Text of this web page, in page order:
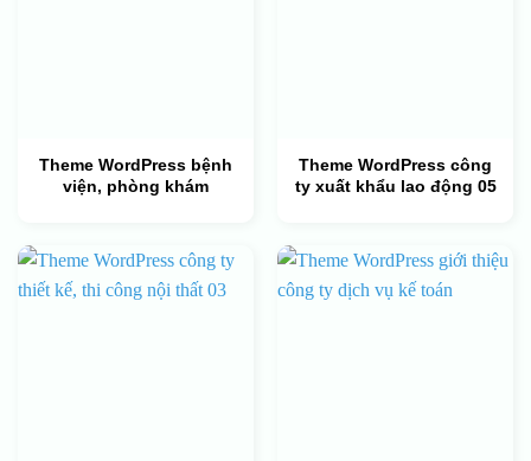
Theme WordPress bệnh
viện, phòng khám
Theme WordPress công
ty xuất khẩu lao động 05